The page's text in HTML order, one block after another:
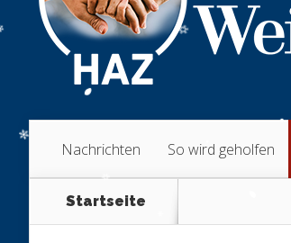
Nachrichten So wird geholfen
Startseite